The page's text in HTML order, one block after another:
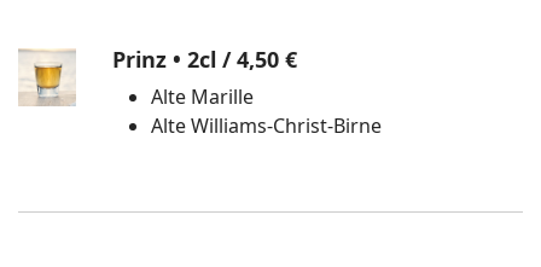
Prinz • 2cl / 4,50 €
Alte Marille
Alte Williams-Christ-Birne